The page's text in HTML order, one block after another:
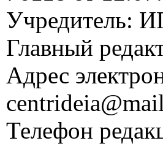
Учредитель:
Главный
Адрес
Телефон